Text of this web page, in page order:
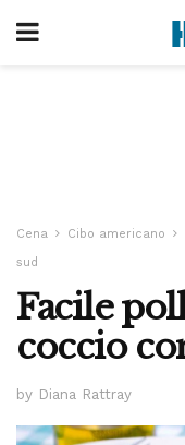
Cena Cibo americano
sud
Facile
coccio
by Diana Rattray